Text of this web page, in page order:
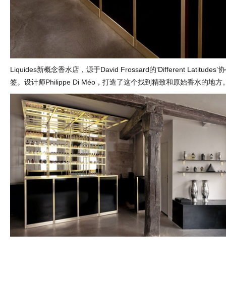
Liquides新概念香水店，源于David Frossard的‘Different Latitudes’
签。设计师Philippe Di Méo，打造了这个找到精致和原始香水的地方